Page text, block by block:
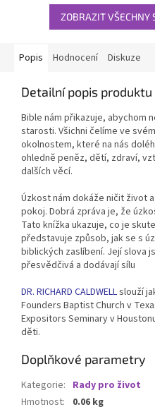
ZOBRAZIT VŠECHNY
Popis Hodnocení Diskuze
Detailní popis produktu
Bible nám přikazuje, abychom
starosti. Všichni čelíme ve
okolnostem, které na nás
ohledně peněz, dětí, zdraví,
dalších věcí.
Úzkost nám dokáže ničit život
pokoj. Dobrá zpráva je, že
Tato knížka ukazuje, co je
představuje způsob, jak se s
biblických zaslíbení. Její slova
přesvědčivá a dodávají sílu
DR. RICHARD CALDWELLslouží
Founders Baptist Church v
Expositors Seminary v
děti.
Doplňkové parametry
Kategorie: Rady pro život
Hmotnost: 0.06 kg